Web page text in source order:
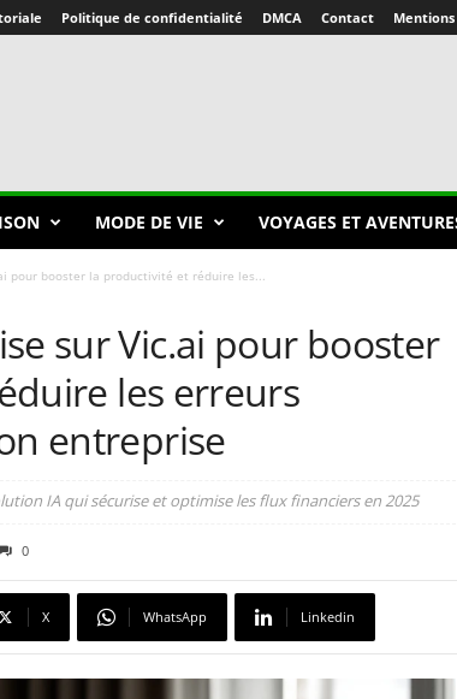
Politique de confidentialité DMCA Contact Mentions
MODE DE VIE VOYAGES ET
pour booster la productivité et réduire les...
sur Vic.ai pour booster
les erreurs
entreprise
IA qui sécurise et optimise les flux financiers en 2025
0
X WhatsApp Linkedin